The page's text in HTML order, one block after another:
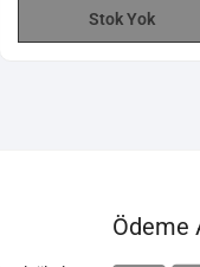
Stok Yok
Ödeme